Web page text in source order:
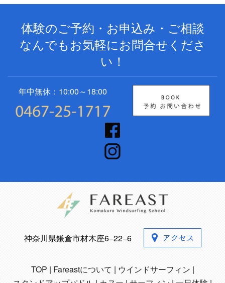
体験のご予約・お申込み・ご相談
なんでもお気軽にお問合せくださ
い！
年中無休：10:00～18:00
神奈川県鎌倉市材木座6−22−6
TOP Fareastについて
ウインドサーフィン